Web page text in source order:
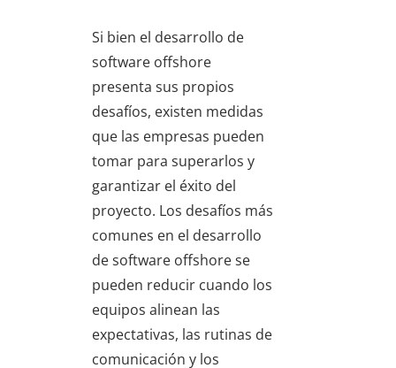
Si bien el desarrollo de
software offshore
presenta sus propios
desafíos, existen medidas
que las empresas pueden
tomar para superarlos y
garantizar el éxito del
proyecto. Los desafíos más
comunes en el desarrollo
de software offshore se
pueden reducir cuando los
equipos alinean las
expectativas, las rutinas de
comunicación y los